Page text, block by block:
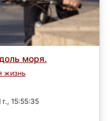
моря.
жизнь
г., 15:55:35